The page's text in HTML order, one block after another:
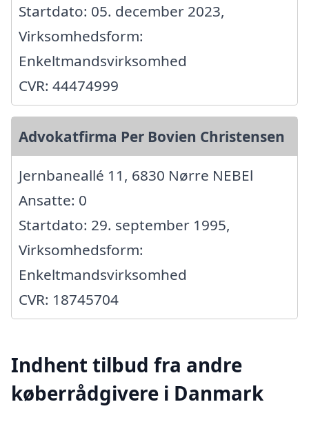
Startdato: 05. december 2023,
Virksomhedsform:
Enkeltmandsvirksomhed
CVR: 44474999
Advokatfirma Per Bovien Christensen
Jernbaneallé 11, 6830 Nørre NEBEl
Ansatte: 0
Startdato: 29. september 1995,
Virksomhedsform:
Enkeltmandsvirksomhed
CVR: 18745704
Indhent tilbud fra andre
køberrådgivere i Danmark